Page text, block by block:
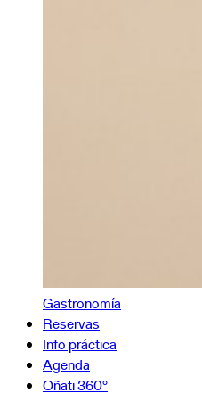
Gastronomía
Reservas
Info práctica
Agenda
Oñati 360º